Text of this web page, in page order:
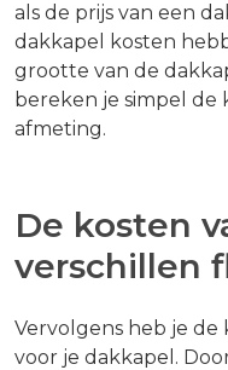
als de prijs van een
dakkapel kosten
grootte van de
bereken je simpel de
afmeting.
De kosten
verschillen
Vervolgens heb je de
voor je dakkapel.